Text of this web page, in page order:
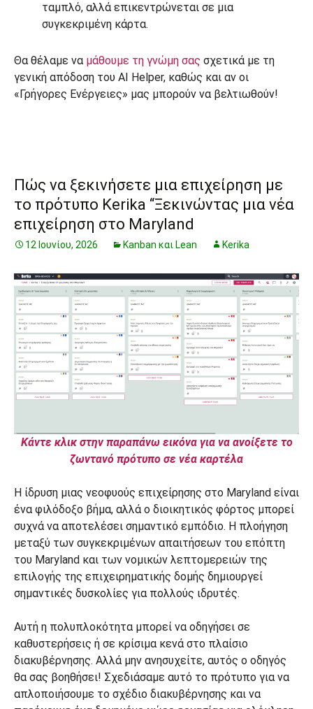
ταμπλό, αλλά επικεντρώνεται σε μια
συγκεκριμένη κάρτα.
Θα θέλαμε να μάθουμε τη γνώμη σας σχετικά με τη
γενική απόδοση του AI Helper, καθώς και αν οι
«Γρήγορες Ενέργειες» μας μπορούν να βελτιωθούν!
Πώς να ξεκινήσετε μια επιχείρηση με
το πρότυπο Kerika “Ξεκινώντας μια νέα
επιχείρηση στο Maryland
12 Ιουνίου, 2026 Kanban και Lean Kerika
Κάντε κλικ στην παραπάνω εικόνα για να ανοίξετε το
ζωντανό πρότυπο σε νέα καρτέλα
Η ίδρυση μιας νεοφυούς επιχείρησης στο Maryland είναι
ένα φιλόδοξο βήμα, αλλά ο διοικητικός φόρτος μπορεί
συχνά να αποτελέσει σημαντικό εμπόδιο. Η πλοήγηση
μεταξύ των συγκεκριμένων απαιτήσεων του επόπτη
του Maryland και των νομικών λεπτομερειών της
επιλογής της επιχειρηματικής δομής δημιουργεί
σημαντικές δυσκολίες για πολλούς ιδρυτές.
Αυτή η πολυπλοκότητα μπορεί να οδηγήσει σε
καθυστερήσεις ή σε κρίσιμα κενά στο πλαίσιο
διακυβέρνησης. Αλλά μην ανησυχείτε, αυτός ο οδηγός
θα σας βοηθήσει! Σχεδιάσαμε αυτό το πρότυπο για να
απλοποιήσουμε το σχέδιο διακυβέρνησης και να